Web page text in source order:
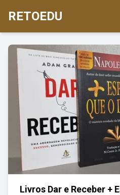
RETOEDU
Livros Dar e Receber +